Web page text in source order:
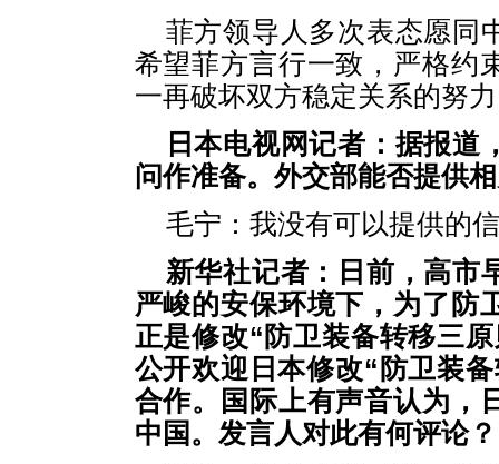
菲方领导人多次表态愿同
希望菲方言行一致，严格约
一再破坏双方稳定关系的努
日本电视网记者：据报道
问作准备。外交部能否提供
毛宁：我没有可以提供的
新华社记者：日前，高市
严峻的安保环境下，为了防
正是修改“防卫装备转移三
公开欢迎日本修改“防卫装
合作。国际上有声音认为，
中国。发言人对此有何评论？